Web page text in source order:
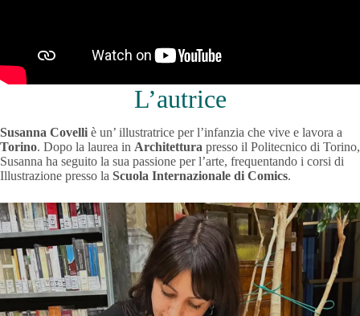
L’autrice
Susanna Covelli è un’ illustratrice per l’infanzia che vive e lavora a
Torino. Dopo la laurea in Architettura presso il Politecnico di Torino,
Susanna ha seguito la sua passione per l’arte, frequentando i corsi di
Illustrazione presso la Scuola Internazionale di Comics.